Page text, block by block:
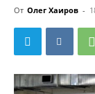
От Олег Хаиров -